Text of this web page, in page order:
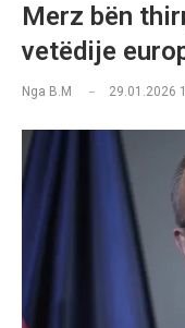
Merz bën
vetëdije
Nga B.M 29.01.2026